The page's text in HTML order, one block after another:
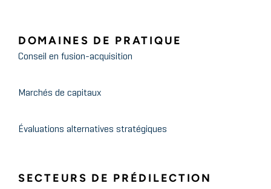
DOMAINES DE PRATIQUE
Conseil en fusion-acquisition
Marchés de capitaux
Évaluations alternatives stratégiques
SECTEURS DE PRÉDILECTION